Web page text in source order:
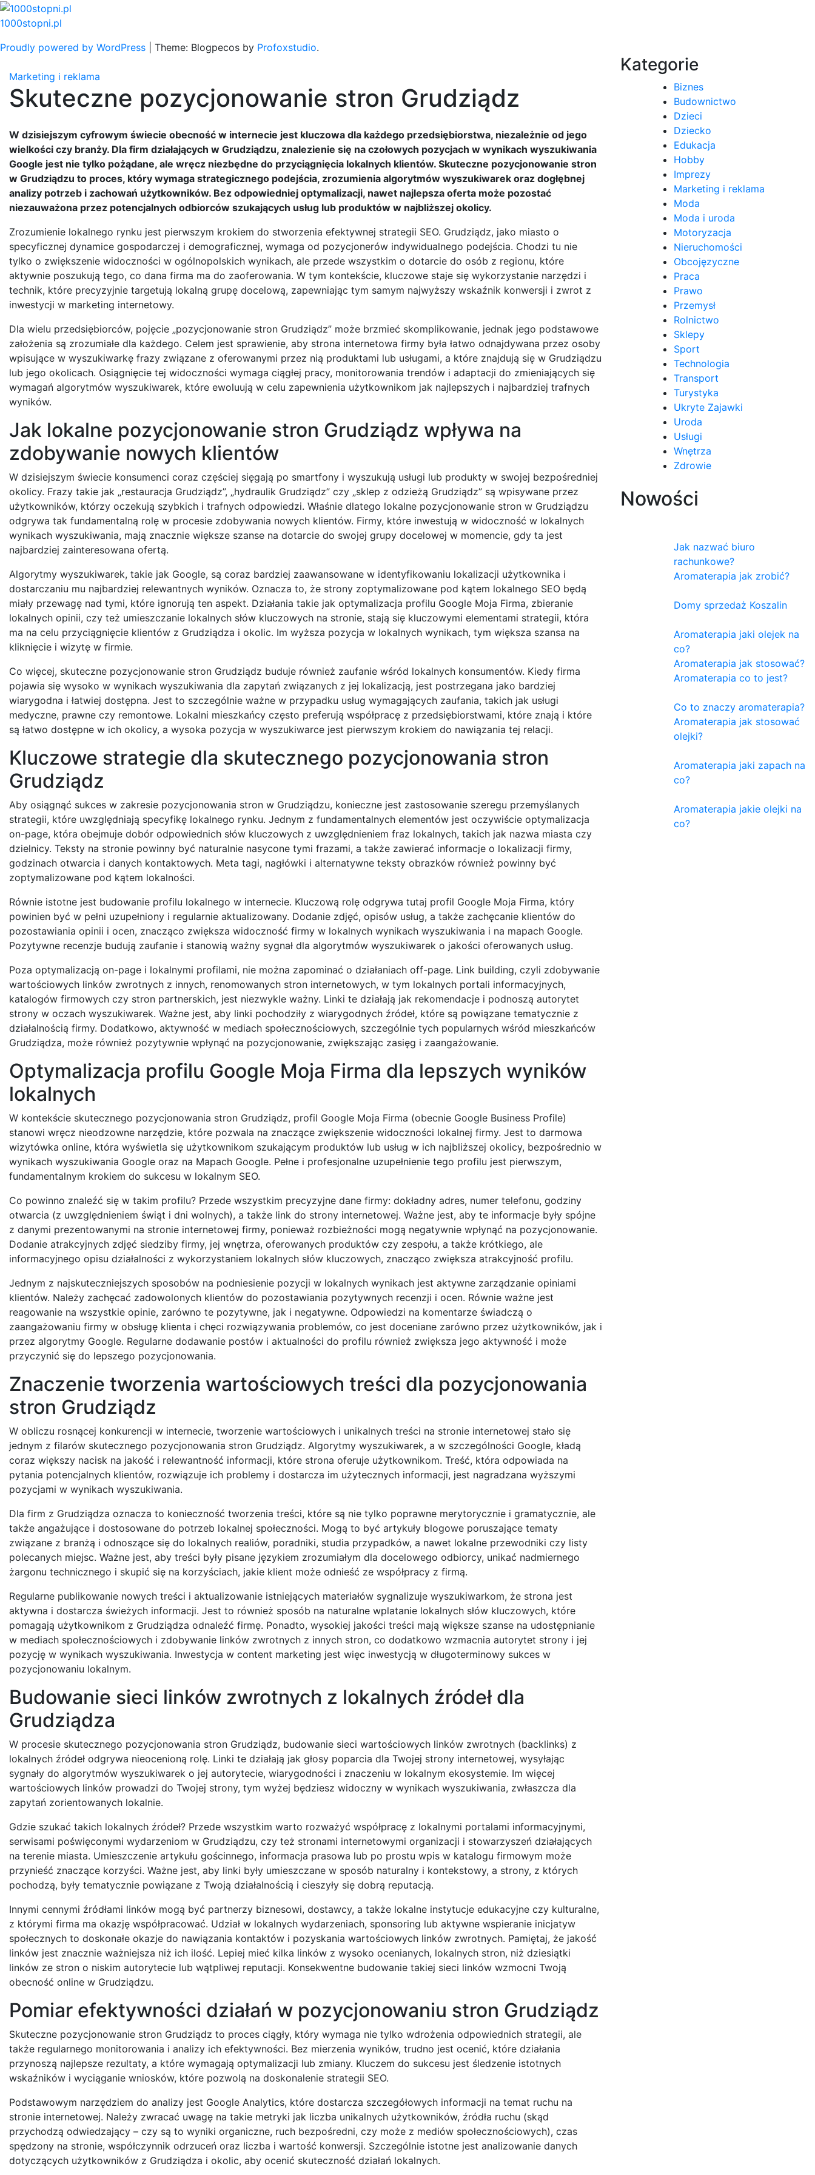
Skip
to
1000stopni.pl
Proudly powered by WordPress
Theme: Blogpecos by Profoxstudio.
Marketing i reklama
Skuteczne pozycjonowanie stron Grudziądz
W dzisiejszym cyfrowym świecie obecność w internecie jest kluczowa dla każdego przedsiębiorstwa, niezależnie od jego
wielkości czy branży. Dla firm działających w Grudziądzu, znalezienie się na czołowych pozycjach w wynikach wyszukiwania
Google jest nie tylko pożądane, ale wręcz niezbędne do przyciągnięcia lokalnych klientów. Skuteczne pozycjonowanie stron
w Grudziądzu to proces, który wymaga strategicznego podejścia, zrozumienia algorytmów wyszukiwarek oraz dogłębnej
analizy potrzeb i zachowań użytkowników. Bez odpowiedniej optymalizacji, nawet najlepsza oferta może pozostać
niezauważona przez potencjalnych odbiorców szukających usług lub produktów w najbliższej okolicy.
Zrozumienie lokalnego rynku jest pierwszym krokiem do stworzenia efektywnej strategii SEO. Grudziądz, jako miasto o
specyficznej dynamice gospodarczej i demograficznej, wymaga od pozycjonerów indywidualnego podejścia. Chodzi tu nie
tylko o zwiększenie widoczności w ogólnopolskich wynikach, ale przede wszystkim o dotarcie do osób z regionu, które
aktywnie poszukują tego, co dana firma ma do zaoferowania. W tym kontekście, kluczowe staje się wykorzystanie narzędzi i
technik, które precyzyjnie targetują lokalną grupę docelową, zapewniając tym samym najwyższy wskaźnik konwersji i zwrot z
inwestycji w marketing internetowy.
Dla wielu przedsiębiorców, pojęcie „pozycjonowanie stron Grudziądz” może brzmieć skomplikowanie, jednak jego podstawowe
założenia są zrozumiałe dla każdego. Celem jest sprawienie, aby strona internetowa firmy była łatwo odnajdywana przez osoby
wpisujące w wyszukiwarkę frazy związane z oferowanymi przez nią produktami lub usługami, a które znajdują się w Grudziądzu
lub jego okolicach. Osiągnięcie tej widoczności wymaga ciągłej pracy, monitorowania trendów i adaptacji do zmieniających się
wymagań algorytmów wyszukiwarek, które ewoluują w celu zapewnienia użytkownikom jak najlepszych i najbardziej trafnych
wyników.
Jak lokalne pozycjonowanie stron Grudziądz wpływa na
zdobywanie nowych klientów
W dzisiejszym świecie konsumenci coraz częściej sięgają po smartfony i wyszukują usługi lub produkty w swojej bezpośredniej
okolicy. Frazy takie jak „restauracja Grudziądz”, „hydraulik Grudziądz” czy „sklep z odzieżą Grudziądz” są wpisywane przez
użytkowników, którzy oczekują szybkich i trafnych odpowiedzi. Właśnie dlatego lokalne pozycjonowanie stron w Grudziądzu
odgrywa tak fundamentalną rolę w procesie zdobywania nowych klientów. Firmy, które inwestują w widoczność w lokalnych
wynikach wyszukiwania, mają znacznie większe szanse na dotarcie do swojej grupy docelowej w momencie, gdy ta jest
najbardziej zainteresowana ofertą.
Algorytmy wyszukiwarek, takie jak Google, są coraz bardziej zaawansowane w identyfikowaniu lokalizacji użytkownika i
dostarczaniu mu najbardziej relewantnych wyników. Oznacza to, że strony zoptymalizowane pod kątem lokalnego SEO będą
miały przewagę nad tymi, które ignorują ten aspekt. Działania takie jak optymalizacja profilu Google Moja Firma, zbieranie
lokalnych opinii, czy też umieszczanie lokalnych słów kluczowych na stronie, stają się kluczowymi elementami strategii, która
ma na celu przyciągnięcie klientów z Grudziądza i okolic. Im wyższa pozycja w lokalnych wynikach, tym większa szansa na
kliknięcie i wizytę w firmie.
Co więcej, skuteczne pozycjonowanie stron Grudziądz buduje również zaufanie wśród lokalnych konsumentów. Kiedy firma
pojawia się wysoko w wynikach wyszukiwania dla zapytań związanych z jej lokalizacją, jest postrzegana jako bardziej
wiarygodna i łatwiej dostępna. Jest to szczególnie ważne w przypadku usług wymagających zaufania, takich jak usługi
medyczne, prawne czy remontowe. Lokalni mieszkańcy często preferują współpracę z przedsiębiorstwami, które znają i które
są łatwo dostępne w ich okolicy, a wysoka pozycja w wyszukiwarce jest pierwszym krokiem do nawiązania tej relacji.
Kluczowe strategie dla skutecznego pozycjonowania stron
Grudziądz
Aby osiągnąć sukces w zakresie pozycjonowania stron w Grudziądzu, konieczne jest zastosowanie szeregu przemyślanych
strategii, które uwzględniają specyfikę lokalnego rynku. Jednym z fundamentalnych elementów jest oczywiście optymalizacja
on-page, która obejmuje dobór odpowiednich słów kluczowych z uwzględnieniem fraz lokalnych, takich jak nazwa miasta czy
dzielnicy. Teksty na stronie powinny być naturalnie nasycone tymi frazami, a także zawierać informacje o lokalizacji firmy,
godzinach otwarcia i danych kontaktowych. Meta tagi, nagłówki i alternatywne teksty obrazków również powinny być
zoptymalizowane pod kątem lokalności.
Równie istotne jest budowanie profilu lokalnego w internecie. Kluczową rolę odgrywa tutaj profil Google Moja Firma, który
powinien być w pełni uzupełniony i regularnie aktualizowany. Dodanie zdjęć, opisów usług, a także zachęcanie klientów do
pozostawiania opinii i ocen, znacząco zwiększa widoczność firmy w lokalnych wynikach wyszukiwania i na mapach Google.
Pozytywne recenzje budują zaufanie i stanowią ważny sygnał dla algorytmów wyszukiwarek o jakości oferowanych usług.
Poza optymalizacją on-page i lokalnymi profilami, nie można zapominać o działaniach off-page. Link building, czyli zdobywanie
wartościowych linków zwrotnych z innych, renomowanych stron internetowych, w tym lokalnych portali informacyjnych,
katalogów firmowych czy stron partnerskich, jest niezwykle ważny. Linki te działają jak rekomendacje i podnoszą autorytet
strony w oczach wyszukiwarek. Ważne jest, aby linki pochodziły z wiarygodnych źródeł, które są powiązane tematycznie z
działalnością firmy. Dodatkowo, aktywność w mediach społecznościowych, szczególnie tych popularnych wśród mieszkańców
Grudziądza, może również pozytywnie wpłynąć na pozycjonowanie, zwiększając zasięg i zaangażowanie.
Optymalizacja profilu Google Moja Firma dla lepszych wyników
lokalnych
W kontekście skutecznego pozycjonowania stron Grudziądz, profil Google Moja Firma (obecnie Google Business Profile)
stanowi wręcz nieodzowne narzędzie, które pozwala na znaczące zwiększenie widoczności lokalnej firmy. Jest to darmowa
wizytówka online, która wyświetla się użytkownikom szukającym produktów lub usług w ich najbliższej okolicy, bezpośrednio w
wynikach wyszukiwania Google oraz na Mapach Google. Pełne i profesjonalne uzupełnienie tego profilu jest pierwszym,
fundamentalnym krokiem do sukcesu w lokalnym SEO.
Co powinno znaleźć się w takim profilu? Przede wszystkim precyzyjne dane firmy: dokładny adres, numer telefonu, godziny
otwarcia (z uwzględnieniem świąt i dni wolnych), a także link do strony internetowej. Ważne jest, aby te informacje były spójne
z danymi prezentowanymi na stronie internetowej firmy, ponieważ rozbieżności mogą negatywnie wpłynąć na pozycjonowanie.
Dodanie atrakcyjnych zdjęć siedziby firmy, jej wnętrza, oferowanych produktów czy zespołu, a także krótkiego, ale
informacyjnego opisu działalności z wykorzystaniem lokalnych słów kluczowych, znacząco zwiększa atrakcyjność profilu.
Jednym z najskuteczniejszych sposobów na podniesienie pozycji w lokalnych wynikach jest aktywne zarządzanie opiniami
klientów. Należy zachęcać zadowolonych klientów do pozostawiania pozytywnych recenzji i ocen. Równie ważne jest
reagowanie na wszystkie opinie, zarówno te pozytywne, jak i negatywne. Odpowiedzi na komentarze świadczą o
zaangażowaniu firmy w obsługę klienta i chęci rozwiązywania problemów, co jest doceniane zarówno przez użytkowników, jak i
przez algorytmy Google. Regularne dodawanie postów i aktualności do profilu również zwiększa jego aktywność i może
przyczynić się do lepszego pozycjonowania.
Znaczenie tworzenia wartościowych treści dla pozycjonowania
stron Grudziądz
W obliczu rosnącej konkurencji w internecie, tworzenie wartościowych i unikalnych treści na stronie internetowej stało się
jednym z filarów skutecznego pozycjonowania stron Grudziądz. Algorytmy wyszukiwarek, a w szczególności Google, kładą
coraz większy nacisk na jakość i relewantność informacji, które strona oferuje użytkownikom. Treść, która odpowiada na
pytania potencjalnych klientów, rozwiązuje ich problemy i dostarcza im użytecznych informacji, jest nagradzana wyższymi
pozycjami w wynikach wyszukiwania.
Dla firm z Grudziądza oznacza to konieczność tworzenia treści, które są nie tylko poprawne merytorycznie i gramatycznie, ale
także angażujące i dostosowane do potrzeb lokalnej społeczności. Mogą to być artykuły blogowe poruszające tematy
związane z branżą i odnoszące się do lokalnych realiów, poradniki, studia przypadków, a nawet lokalne przewodniki czy listy
polecanych miejsc. Ważne jest, aby treści były pisane językiem zrozumiałym dla docelowego odbiorcy, unikać nadmiernego
żargonu technicznego i skupić się na korzyściach, jakie klient może odnieść ze współpracy z firmą.
Regularne publikowanie nowych treści i aktualizowanie istniejących materiałów sygnalizuje wyszukiwarkom, że strona jest
aktywna i dostarcza świeżych informacji. Jest to również sposób na naturalne wplatanie lokalnych słów kluczowych, które
pomagają użytkownikom z Grudziądza odnaleźć firmę. Ponadto, wysokiej jakości treści mają większe szanse na udostępnianie
w mediach społecznościowych i zdobywanie linków zwrotnych z innych stron, co dodatkowo wzmacnia autorytet strony i jej
pozycję w wynikach wyszukiwania. Inwestycja w content marketing jest więc inwestycją w długoterminowy sukces w
pozycjonowaniu lokalnym.
Budowanie sieci linków zwrotnych z lokalnych źródeł dla
Grudziądza
W procesie skutecznego pozycjonowania stron Grudziądz, budowanie sieci wartościowych linków zwrotnych (backlinks) z
lokalnych źródeł odgrywa nieocenioną rolę. Linki te działają jak głosy poparcia dla Twojej strony internetowej, wysyłając
sygnały do algorytmów wyszukiwarek o jej autorytecie, wiarygodności i znaczeniu w lokalnym ekosystemie. Im więcej
wartościowych linków prowadzi do Twojej strony, tym wyżej będziesz widoczny w wynikach wyszukiwania, zwłaszcza dla
zapytań zorientowanych lokalnie.
Gdzie szukać takich lokalnych źródeł? Przede wszystkim warto rozważyć współpracę z lokalnymi portalami informacyjnymi,
serwisami poświęconymi wydarzeniom w Grudziądzu, czy też stronami internetowymi organizacji i stowarzyszeń działających
na terenie miasta. Umieszczenie artykułu gościnnego, informacja prasowa lub po prostu wpis w katalogu firmowym może
przynieść znaczące korzyści. Ważne jest, aby linki były umieszczane w sposób naturalny i kontekstowy, a strony, z których
pochodzą, były tematycznie powiązane z Twoją działalnością i cieszyły się dobrą reputacją.
Innymi cennymi źródłami linków mogą być partnerzy biznesowi, dostawcy, a także lokalne instytucje edukacyjne czy kulturalne,
z którymi firma ma okazję współpracować. Udział w lokalnych wydarzeniach, sponsoring lub aktywne wspieranie inicjatyw
społecznych to doskonałe okazje do nawiązania kontaktów i pozyskania wartościowych linków zwrotnych. Pamiętaj, że jakość
linków jest znacznie ważniejsza niż ich ilość. Lepiej mieć kilka linków z wysoko ocenianych, lokalnych stron, niż dziesiątki
linków ze stron o niskim autorytecie lub wątpliwej reputacji. Konsekwentne budowanie takiej sieci linków wzmocni Twoją
obecność online w Grudziądzu.
Pomiar efektywności działań w pozycjonowaniu stron Grudziądz
Skuteczne pozycjonowanie stron Grudziądz to proces ciągły, który wymaga nie tylko wdrożenia odpowiednich strategii, ale
także regularnego monitorowania i analizy ich efektywności. Bez mierzenia wyników, trudno jest ocenić, które działania
przynoszą najlepsze rezultaty, a które wymagają optymalizacji lub zmiany. Kluczem do sukcesu jest śledzenie istotnych
wskaźników i wyciąganie wniosków, które pozwolą na doskonalenie strategii SEO.
Podstawowym narzędziem do analizy jest Google Analytics, które dostarcza szczegółowych informacji na temat ruchu na
stronie internetowej. Należy zwracać uwagę na takie metryki jak liczba unikalnych użytkowników, źródła ruchu (skąd
przychodzą odwiedzający – czy są to wyniki organiczne, ruch bezpośredni, czy może z mediów społecznościowych), czas
spędzony na stronie, współczynnik odrzuceń oraz liczba i wartość konwersji. Szczególnie istotne jest analizowanie danych
dotyczących użytkowników z Grudziądza i okolic, aby ocenić skuteczność działań lokalnych.
Kategorie
Biznes
Budownictwo
Dzieci
Dziecko
Edukacja
Hobby
Imprezy
Marketing i reklama
Moda
Moda i uroda
Motoryzacja
Nieruchomości
Obcojęzyczne
Praca
Prawo
Przemysł
Rolnictwo
Sklepy
Sport
Technologia
Transport
Turystyka
Ukryte Zajawki
Uroda
Usługi
Wnętrza
Zdrowie
Nowości
Jak nazwać biuro
rachunkowe?
Aromaterapia jak zrobić?
Domy sprzedaż Koszalin
Aromaterapia jaki olejek na
co?
Aromaterapia jak stosować?
Aromaterapia co to jest?
Co to znaczy aromaterapia?
Aromaterapia jak stosować
olejki?
Aromaterapia jaki zapach na
co?
Aromaterapia jakie olejki na
co?